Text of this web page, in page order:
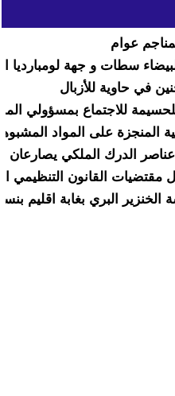
عوام
سطات و جهة لومبارديا
في حاوية للأزبال
للاجتماع بمسؤولي
المنجزة على المواد
الدرك الملكي
القانون التنظيمي
البري بغابة اقليم